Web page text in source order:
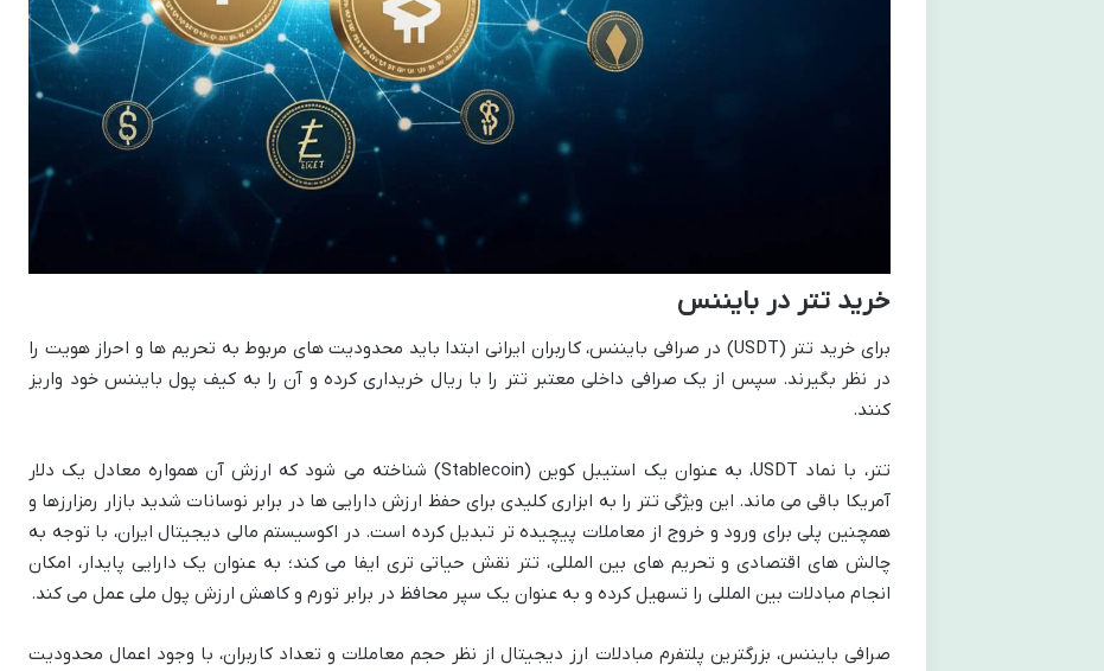
خرید تتر در بایننس
برای خرید تتر (USDT) در صرافی بایننس، کاربران ایرانی ابتدا باید محدودیت های مربوط به تحریم ها و احراز هویت را
در نظر بگیرند. سپس از یک صرافی داخلی معتبر تتر را با ریال خریداری کرده و آن را به کیف پول بایننس خود واریز
کنند.
تتر، با نماد USDT، به عنوان یک استیبل کوین (Stablecoin) شناخته می شود که ارزش آن همواره معادل یک دلار
آمریکا باقی می ماند. این ویژگی تتر را به ابزاری کلیدی برای حفظ ارزش دارایی ها در برابر نوسانات شدید بازار رمزارزها و
همچنین پلی برای ورود و خروج از معاملات پیچیده تر تبدیل کرده است. در اکوسیستم مالی دیجیتال ایران، با توجه به
چالش های اقتصادی و تحریم های بین المللی، تتر نقش حیاتی تری ایفا می کند؛ به عنوان یک دارایی پایدار، امکان
انجام مبادلات بین المللی را تسهیل کرده و به عنوان یک سپر محافظ در برابر تورم و کاهش ارزش پول ملی عمل می کند.
صرافی بایننس، بزرگترین پلتفرم مبادلات ارز دیجیتال از نظر حجم معاملات و تعداد کاربران، با وجود اعمال محدودیت